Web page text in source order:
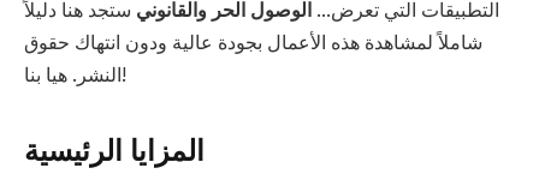
التطبيقات التي تعرض... الوصول الحر والقانوني ستجد هنا دليلاً
شاملاً لمشاهدة هذه الأعمال بجودة عالية ودون انتهاك حقوق
النشر. هيا بنا!
المزايا الرئيسية